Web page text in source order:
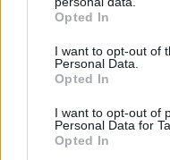
grant or deny consent
use your data for below
consent section.
Opted In
I want to opt-out of
Personal Data.
Opted In
I want to opt-out of
Personal Data for
Opted In
χιλιάδες κατάδικοι
ΔΕΙΤΕ ΟΛΕΣ ΤΙΣ
ΤΑ ΠΙΟ